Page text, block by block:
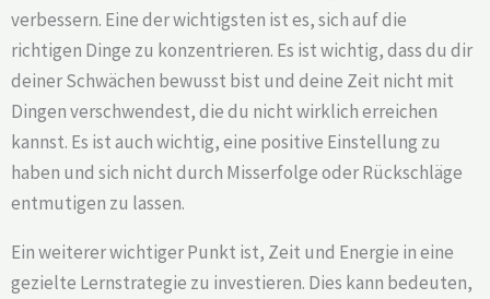
verbessern. Eine der wichtigsten ist es, sich auf die
richtigen Dinge zu konzentrieren. Es ist wichtig, dass du dir
deiner Schwächen bewusst bist und deine Zeit nicht mit
Dingen verschwendest, die du nicht wirklich erreichen
kannst. Es ist auch wichtig, eine positive Einstellung zu
haben und sich nicht durch Misserfolge oder Rückschläge
entmutigen zu lassen.
Ein weiterer wichtiger Punkt ist, Zeit und Energie in eine
gezielte Lernstrategie zu investieren. Dies kann bedeuten,